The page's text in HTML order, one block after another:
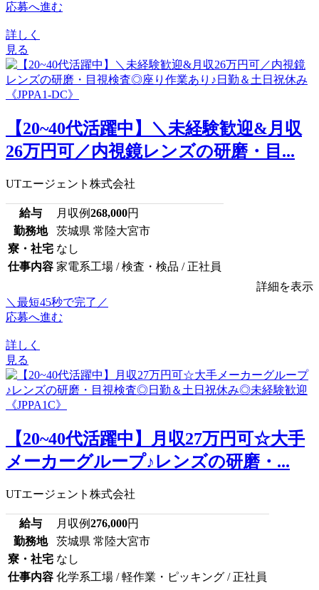
応募へ進む
詳しく
見る
【20~40代活躍中】＼未経験歓迎&月収
26万円可／内視鏡レンズの研磨・目...
UTエージェント株式会社
給与 月収例268,000円
勤務地
茨城県 常陸大宮市
寮・社宅 なし
仕事内容 家電系工場 / 検査・検品 / 正社員
詳細を表示
＼最短45秒で完了／
応募へ進む
詳しく
見る
【20~40代活躍中】月収27万円可☆大手
メーカーグループ♪レンズの研磨・...
UTエージェント株式会社
給与 月収例276,000円
勤務地
茨城県 常陸大宮市
寮・社宅 なし
仕事内容 化学系工場 / 軽作業・ピッキング / 正社員